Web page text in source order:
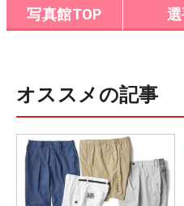
写真館TOP
オススメの記事